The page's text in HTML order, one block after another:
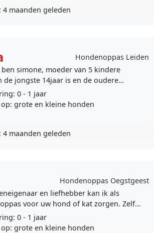
4 maanden geleden
Hondenoppas Leiden
simone, moeder van 5 kindere
de jongste 14jaar is en de oudere
al op zichzelf wonen. Ik wandel graag
0 - 1 jaar
op: grote en kleine honden
4 maanden geleden
Hondenoppas Oegstgeest
en liefhebber kan ik als
voor uw hond of kat zorgen. Zelf
ruim 25 jaar honden en katten. Maar
0 - 1 jaar
op: grote en kleine honden